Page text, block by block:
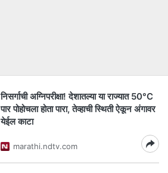
निसर्गाची अग्निपरीक्षा! देशातल्या या राज्यात 50°C
पार पोहोचला होता पारा, तेव्हाची स्थिती ऐकून अंगावर
येईल काटा
marathi.ndtv.com